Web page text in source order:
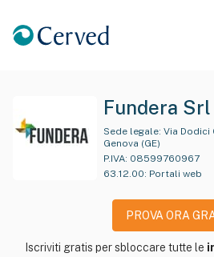
Fundera Srl
Sede legale:
Genova (GE)
P.IVA: 08599760967
63.12.00: Portali web
PROVA ORA
Iscriviti gratis per sbloccare tutte le